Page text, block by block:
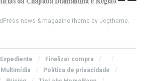
news & magazine theme by Jegtheme.
Expediente
Finalizar compra
Multimídia
Política de privacidade